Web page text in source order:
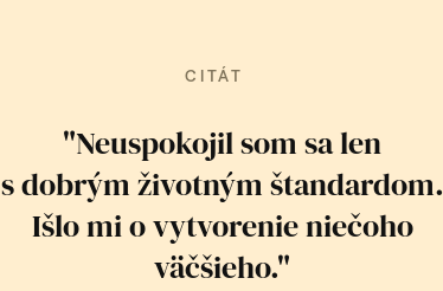
CITÁT
"Neuspokojil som sa len
s dobrým životným štandardom.
Išlo mi o vytvorenie niečoho
väčšieho."